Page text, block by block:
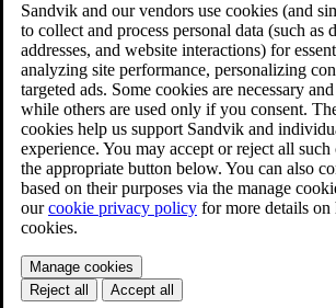
Sandvik and our vendors use cookies (and
to collect and process personal data (such as
addresses, and website interactions) for
analyzing site performance, personalizing
targeted ads. Some cookies are necessary
while others are used only if you consent.
cookies help us support Sandvik and
experience. You may accept or reject all
the appropriate button below. You can also
based on their purposes via the manage
ourcookie privacy policy for more details on
cookies.
Manage cookies
Reject all
Accept all